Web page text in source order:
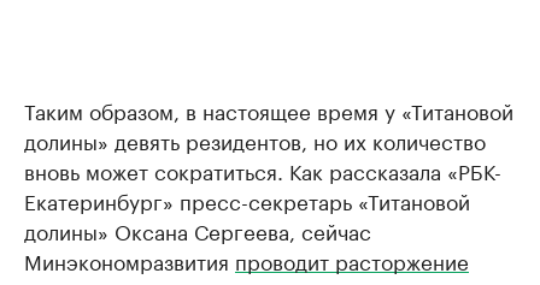
Таким образом, в настоящее время у «Титановой
долины» девять резидентов, но их количество
вновь может сократиться. Как рассказала «РБК-
Екатеринбург» пресс-секретарь «Титановой
долины» Оксана Сергеева, сейчас
Минэкономразвития проводит расторжение